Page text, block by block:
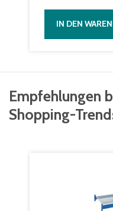
IN DEN
Empfehlungen
Shopping-